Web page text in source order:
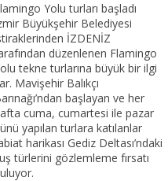
Yolu turları başladı
Büyükşehir Belediyesi
İZDENİZ
düzenlenen Flamingo
tekne turlarına büyük bir ilgi
Mavişehir Balıkçı
başlayan ve her
cuma, cumartesi ile pazar
yapılan turlara katılanlar
harikası Gediz Deltası’ndaki
türlerini gözlemleme fırsatı